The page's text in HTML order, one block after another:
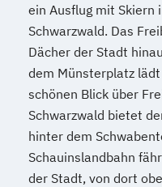
ein Ausflug mit Skiern
Schwarzwald. Das
Dächer der Stadt
dem Münsterplatz
schönen Blick über
Schwarzwald bietet
hinter dem
Schauinslandbahn
der Stadt, von dort